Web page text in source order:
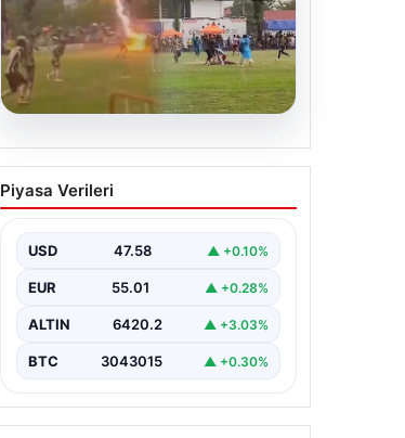
04.08.2026
Olmaz denen oldu! Maç
sırasında yıldırım çarptı: O
Piyasa Verileri
USD 47.58 ▲ +0.10%
EUR 55.01 ▲ +0.28%
ALTIN 6420.2 ▲ +3.03%
BTC 3043015 ▲ +0.30%